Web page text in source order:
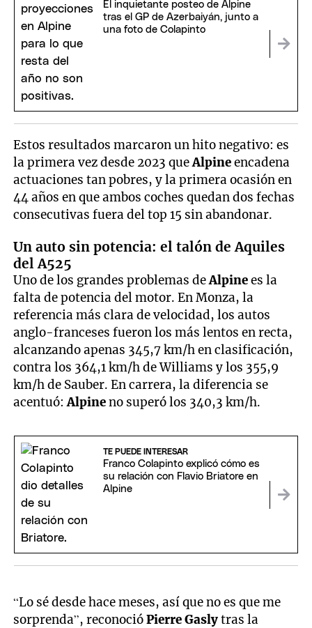
El inquietante posteo de Alpine
tras el GP de Azerbaiyán, junto a
una foto de Colapinto
Estos resultados marcaron un hito negativo: es
la primera vez desde 2023 queAlpineencadena
actuaciones tan pobres, y la primera ocasión en
44 años en que ambos coches quedan dos fechas
consecutivas fuera del top 15 sin abandonar.
Un auto sin potencia: el talón de Aquiles
del A525
Uno de los grandes problemas deAlpinees la
falta de potencia del motor. En Monza, la
referencia más clara de velocidad, los autos
anglo-franceses fueron los más lentos en recta,
alcanzando apenas 345,7 km/h en clasificación,
contra los 364,1 km/h de Williams y los 355,9
km/h de Sauber. En carrera, la diferencia se
acentuó:Alpineno superó los 340,3 km/h.
TE PUEDE INTERESAR
Franco Colapinto explicó cómo es
su relación con Flavio Briatore en
Alpine
“Lo sé desde hace meses, así que no es que me
sorprenda”, reconocióPierre Gaslytras la